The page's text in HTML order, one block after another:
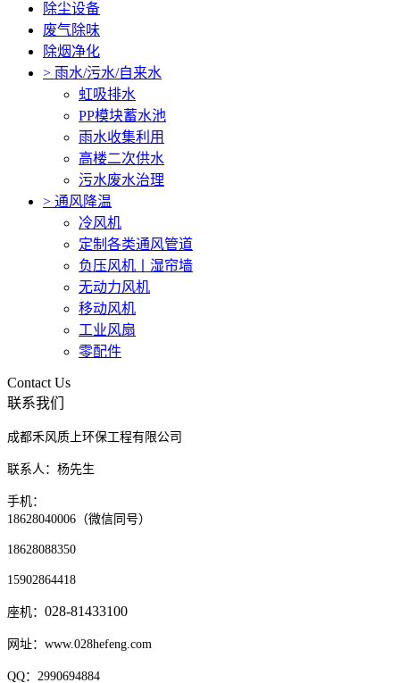
除尘设备
废气除味
除烟净化
> 雨水/污水/自来水
虹吸排水
PP模块蓄水池
雨水收集利用
高楼二次供水
污水废水治理
> 通风降温
冷风机
定制各类通风管道
负压风机〡湿帘墙
无动力风机
移动风机
工业风扇
零配件
Contact Us
联系我们
成都禾风质上环保工程有限公司
联系人：杨先生
手机：
18628040006（微信同号）
18628088350
15902864418
座机： 028-81433100
网址：www.028hefeng.com
QQ：2990694884